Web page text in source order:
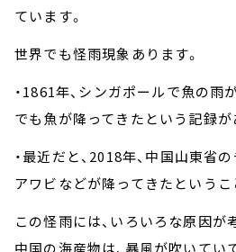
ています。
世界でも怪雨現象あります。
・1861年、シンガポールで魚の雨
でも魚が降ってきたという記録が
・最近だと、 2018年、中国山東省の
アワビなどが降ってきたというこ
この怪雨には、いろいろな原因が